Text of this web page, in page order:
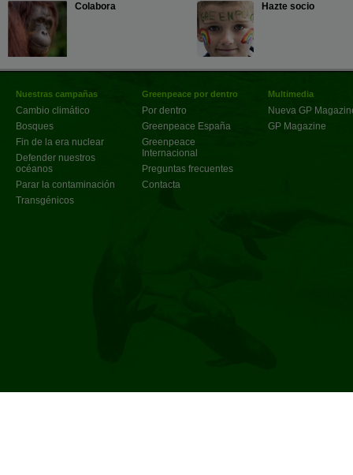
Colabora Hazte socio
Nuestras campañas
Cambio climático
Bosques
Fin de la era nuclear
Defender nuestros
océanos
Parar la contaminación
Transgénicos
Greenpeace por dentro
Por dentro
Greenpeace España
Greenpeace
Internacional
Preguntas frecuentes
Contacta
Multimedia
Nueva GP
GP Magazine